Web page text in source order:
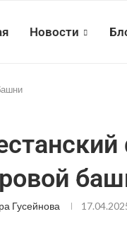
Новости
Гусейнова